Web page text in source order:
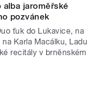
jaroměřské
pozvánek
ťuk do Lukavice, na
Karla Macálku, Ladu
recitály v brněnském